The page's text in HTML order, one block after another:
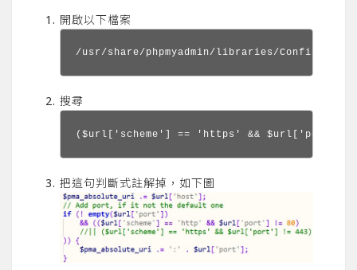
開啟以下檔案
/usr/share/phpmyadmin/libraries/
搜尋
($url['scheme'] == 'https' && $url['port']
把這句判斷式註解掉，如下圖